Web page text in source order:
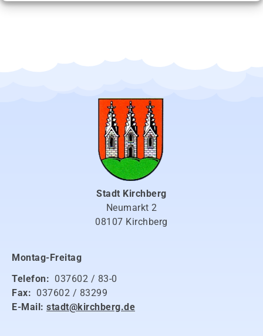
Stadt Kirchberg
Neumarkt 2
08107 Kirchberg
Montag-Freitag
Telefon: 037602 / 83-0
Fax: 037602 / 83299
E-Mail: stadt@kirchberg.de